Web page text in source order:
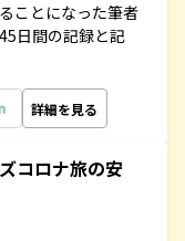
ことになった筆者
日間の記録と記
詳細を見る
コロナ旅の安